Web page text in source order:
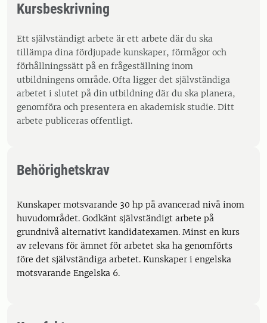
Kursbeskrivning
Ett självständigt arbete är ett arbete där du ska
tillämpa dina fördjupade kunskaper, förmågor och
förhållningssätt på en frågeställning inom
utbildningens område. Ofta ligger det självständiga
arbetet i slutet på din utbildning där du ska planera,
genomföra och presentera en akademisk studie. Ditt
arbete publiceras offentligt.
Behörighetskrav
Kunskaper motsvarande 30 hp på avancerad nivå inom
huvudområdet. Godkänt självständigt arbete på
grundnivå alternativt kandidatexamen. Minst en kurs
av relevans för ämnet för arbetet ska ha genomförts
före det självständiga arbetet. Kunskaper i engelska
motsvarande Engelska 6.